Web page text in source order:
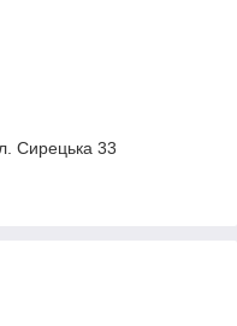
Сирецька 33